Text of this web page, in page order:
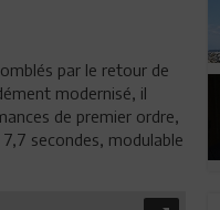
par le retour de
modernisé, il
de premier ordre,
secondes, modulable